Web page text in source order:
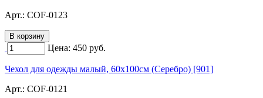
Арт.: COF-0123
Цена: 450 руб.
Чехол для одежды малый, 60х100см (Серебро) [901]
Арт.: COF-0121